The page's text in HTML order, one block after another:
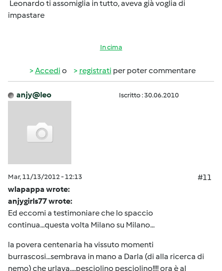
Leonardo ti assomiglia in tutto, aveva già voglia di
impastare
In cima
Accedi o registrati per poter commentare
anjy@leo Iscritto : 30.06.2010
Mar, 11/13/2012 - 12:13
#11
wlapappa wrote:
anjygirls77 wrote:
Ed eccomi a testimoniare che lo spaccio
continua...questa volta Milano su Milano...
la povera centenaria ha vissuto momenti
burrascosi...sembrava in mano a Darla (di alla ricerca di
nemo) che urlava....pesciolino pesciolino!!!! ora è al